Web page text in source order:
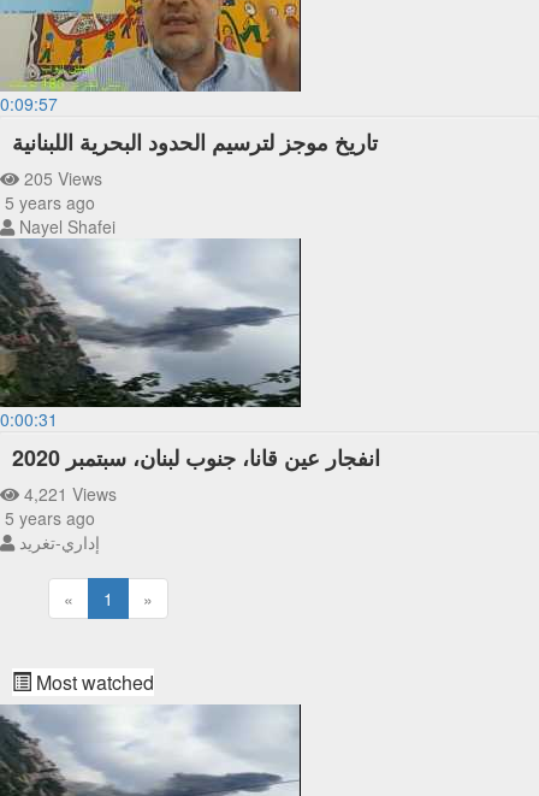
0:09:57
تاريخ موجز لترسيم الحدود البحرية اللبنانية
205 Views
5 years ago
Nayel Shafei
0:00:31
انفجار عين قانا، جنوب لبنان، سبتمبر 2020
4,221 Views
5 years ago
إداري-تغريد
« 1 »
Most watched